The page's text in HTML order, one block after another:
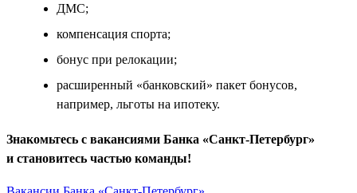
ДМС;
компенсация спорта;
бонус при релокации;
расширенный «банковский» пакет бонусов,
например, льготы на ипотеку.
Знакомьтесь с вакансиями Банка «Санкт-Петербург»
и становитесь частью команды!